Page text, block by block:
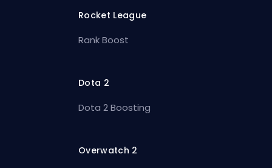
Rocket League
Rank Boost
Dota 2
Dota 2 Boosting
Overwatch 2